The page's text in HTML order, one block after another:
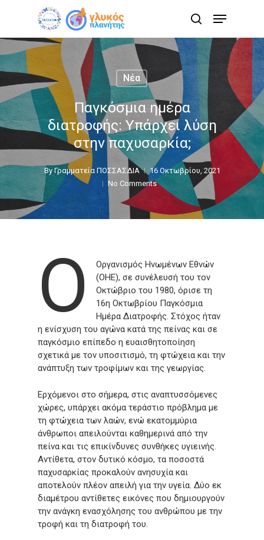
content
search
Menu
Νέα
Παγκόσμια ημέρα
διατροφής: Υπάρχει λύση
στην παχυσαρκία;
By Γραμματεία ΠΟΣΣΑΣΔΙΑ
16 Οκτωβρίου, 2021
No Comments
Ο
Οργανισμός Ηνωμένων Εθνών
(ΟΗΕ), σε συνέλευσή του τον
Οκτώβριο του 1980, όρισε τη
16η Οκτωβρίου Παγκόσμια
Ημέρα Διατροφής. Στόχος ήταν
η ενίσχυση του αγώνα κατά της πείνας και σε
παγκόσμιο επίπεδο η ευαισθητοποίηση
σχετικά με τον υποσιτισμό, τη φτώχεια και την
ανάπτυξη των τροφίμων και της γεωργίας.
Ερχόμενοι στο σήμερα, στις αναπτυσσόμενες
χώρες, υπάρχει ακόμα τεράστιο πρόβλημα με
τη φτώχεια των λαών, ενώ εκατομμύρια
άνθρωποι απειλούνται καθημερινά από την
πείνα και τις επικίνδυνες συνθήκες υγιεινής.
Αντίθετα, στον δυτικό κόσμο, τα ποσοστά
παχυσαρκίας προκαλούν ανησυχία και
αποτελούν πλέον απειλή για την υγεία. Δύο εκ
διαμέτρου αντίθετες εικόνες που δημιουργούν
την ανάγκη ενασχόλησης του ανθρώπου με την
τροφή και τη διατροφή του.